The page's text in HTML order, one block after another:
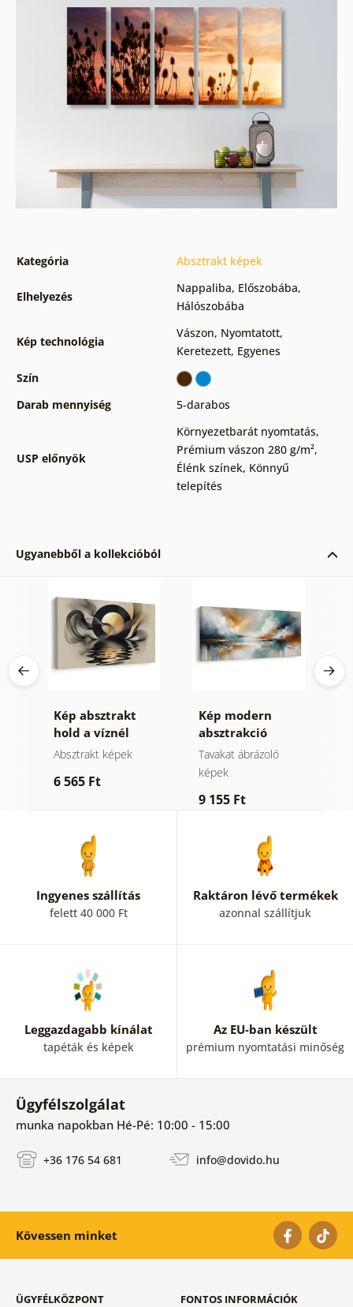
Kategória Absztrakt képek
Elhelyezés
Nappaliba, Előszobába,
Hálószobába
Kép technológia
Vászon, Nyomtatott,
Keretezett, Egyenes
Szín
Darab mennyiség
5-darabos
USP előnyök
Környezetbarát nyomtatás,
Prémium vászon 280 g/m²,
Élénk színek, Könnyű
telepítés
Ugyanebből a kollekcióból
Kép absztrakt
hold a víznél
Absztrakt képek
6 565 Ft
Kép modern
absztrakció
természettel
Tavakat ábrázoló
képek
9 155 Ft
Ingyenes szállítás
felett 40 000 Ft
Raktáron lévő termékek
azonnal szállítjuk
Leggazdagabb kínálat
tapéták és képek
Az EU-ban készült
prémium nyomtatási minőség
Ügyfélszolgálat
munka napokban Hé-Pé: 10:00 - 15:00
+36 176 54 681 info@dovido.hu
Kövessen minket
ÜGYFÉLKÖZPONT FONTOS INFORMÁCIÓK